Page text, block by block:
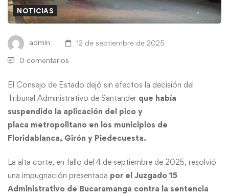
NOTICIAS
admin 12 de septiembre de 2025
0 comentarios
El Consejo de Estado dejó sin efectos la decisión del
Tribunal Administrativo de Santander que había
suspendido la aplicación del pico y
placa metropolitano en los municipios de
Floridablanca, Girón y Piedecuesta.
La alta corte, en fallo del 4 de septiembre de 2025, resolvió
una impugnación presentada por el Juzgado 15
Administrativo de Bucaramanga contra la sentencia